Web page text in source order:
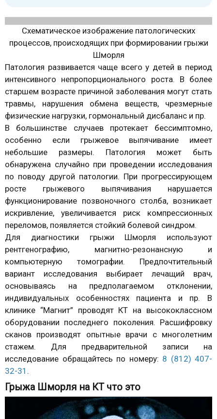
Схематическое изображение патологических
процессов, происходящих при формировании грыжи
Шморля
Патология развивается чаще всего у детей в период
интенсивного непропорционального роста. В более
старшем возрасте причиной заболевания могут стать
травмы, нарушения обмена веществ, чрезмерные
физические нагрузки, гормональный дисбаланс и пр.
В большинстве случаев протекает бессимптомно,
особенно если грыжевое выпячивание имеет
небольшие размеры. Патология может быть
обнаружена случайно при проведении исследования
по поводу другой патологии. При прогрессирующем
росте грыжевого выпячивания нарушается
функционирование позвоночного столба, возникает
искривление, увеличивается риск компрессионных
переломов, появляется стойкий болевой синдром.
Для диагностики грыжи Шморля используют
рентгенографию, магнитно-резонансную и
компьютерную томографии. Предпочтительный
вариант исследования выбирает лечащий врач,
основываясь на предполагаемом отклонении,
индивидуальных особенностях пациента и пр. В
клинике “Магнит” проводят КТ на высококлассном
оборудовании последнего поколения. Расшифровку
сканов производят опытные врачи с многолетним
стажем. Для предварительной записи на
исследование обращайтесь по номеру: 8 (812) 407-
32-31 .
Грыжа Шморля на КТ что это